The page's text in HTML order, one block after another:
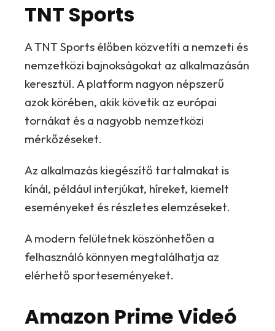
TNT Sports
A TNT Sports élőben közvetíti a nemzeti és
nemzetközi bajnokságokat az alkalmazásán
keresztül. A platform nagyon népszerű
azok körében, akik követik az európai
tornákat és a nagyobb nemzetközi
mérkőzéseket.
Az alkalmazás kiegészítő tartalmakat is
kínál, például interjúkat, híreket, kiemelt
eseményeket és részletes elemzéseket.
A modern felületnek köszönhetően a
felhasználó könnyen megtalálhatja az
elérhető sporteseményeket.
Amazon Prime Videó